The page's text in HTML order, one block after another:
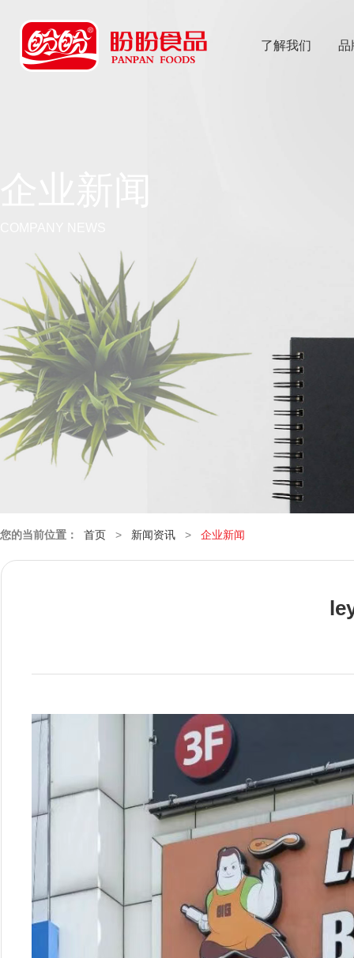
了解我们 品
您的当前位置： 首页 > 新闻资讯 > 企业新闻